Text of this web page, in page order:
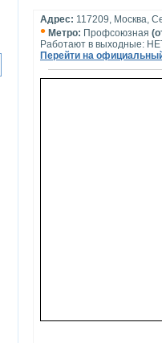
Адрес: 117209, Москва,
• Метро: Профсоюзная
Работают в выходные:
Перейти на